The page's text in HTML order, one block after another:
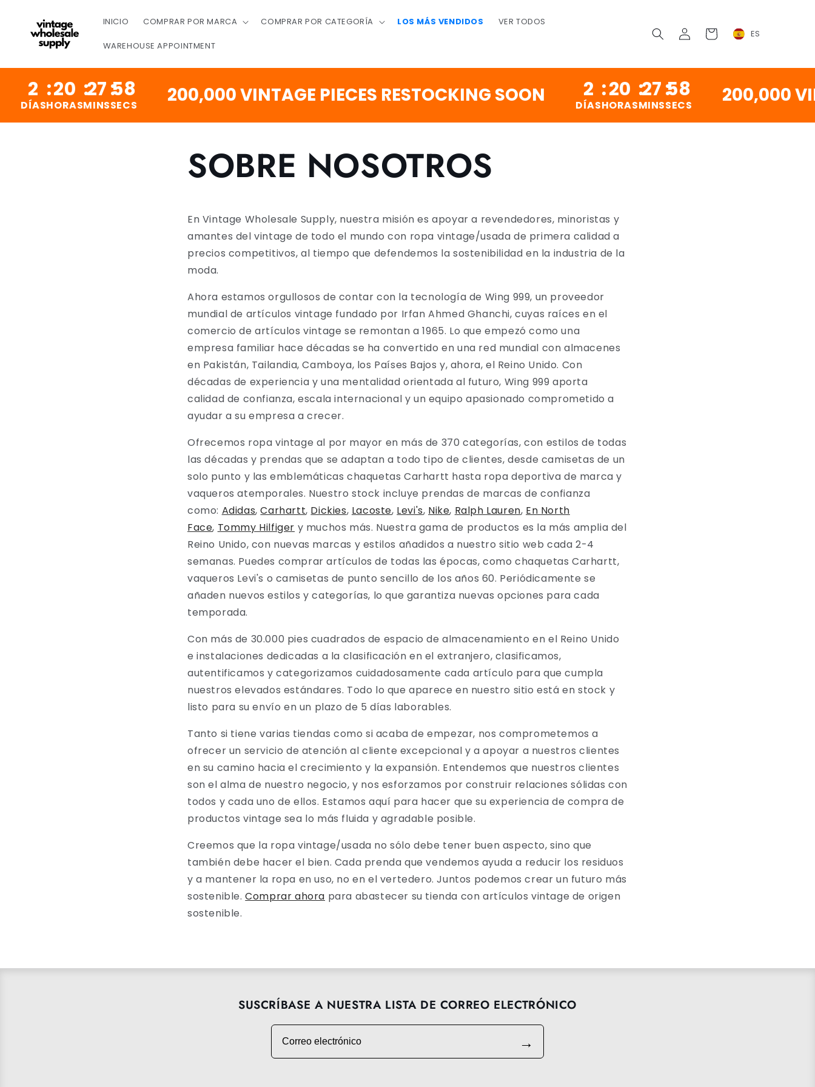
CONTENIDO
INICIO COMPRAR POR MARCA COMPRAR POR CATEGORÍA LOS MÁS VENDIDOS VER TODOS
WAREHOUSE APPOINTMENT
ConectarseCarrito ES
20 :
HORAS
27 :
MINS
57
SECS 200,000 VINTAGE PIECES RESTOCKING SOON DÍAS
20 :
HORAS
27 :
MINS
57
SECS 200,000
SOBRE NOSOTROS
En Vintage Wholesale Supply, nuestra misión es apoyar a revendedores, minoristas y
amantes del vintage de todo el mundo con ropa vintage/usada de primera calidad a
precios competitivos, al tiempo que defendemos la sostenibilidad en la industria de la
moda.
Ahora estamos orgullosos de contar con la tecnología de Wing 999, un proveedor
mundial de artículos vintage fundado por Irfan Ahmed Ghanchi, cuyas raíces en el
comercio de artículos vintage se remontan a 1965. Lo que empezó como una
empresa familiar hace décadas se ha convertido en una red mundial con almacenes
en Pakistán, Tailandia, Camboya, los Países Bajos y, ahora, el Reino Unido. Con
décadas de experiencia y una mentalidad orientada al futuro, Wing 999 aporta
calidad de confianza, escala internacional y un equipo apasionado comprometido a
ayudar a su empresa a crecer.
Ofrecemos ropa vintage al por mayor en más de 370 categorías, con estilos de todas
las décadas y prendas que se adaptan a todo tipo de clientes, desde camisetas de un
solo punto y las emblemáticas chaquetas Carhartt hasta ropa deportiva de marca y
vaqueros atemporales. Nuestro stock incluye prendas de marcas de confianza
como: Adidas,Carhartt, Dickies, Lacoste, Levi's, Nike, Ralph Lauren, En North
Face, Tommy Hilfiger y muchos más. Nuestra gama de productos es la más amplia del
Reino Unido, con nuevas marcas y estilos añadidos a nuestro sitio web cada 2-4
semanas. Puedes comprar artículos de todas las épocas, como chaquetas Carhartt,
vaqueros Levi's o camisetas de punto sencillo de los años 60. Periódicamente se
añaden nuevos estilos y categorías, lo que garantiza nuevas opciones para cada
temporada.
Con más de 30.000 pies cuadrados de espacio de almacenamiento en el Reino Unido
e instalaciones dedicadas a la clasificación en el extranjero, clasificamos,
autentificamos y categorizamos cuidadosamente cada artículo para que cumpla
nuestros elevados estándares. Todo lo que aparece en nuestro sitio está en stock y
listo para su envío en un plazo de 5 días laborables.
Tanto si tiene varias tiendas como si acaba de empezar, nos comprometemos a
ofrecer un servicio de atención al cliente excepcional y a apoyar a nuestros clientes
en su camino hacia el crecimiento y la expansión. Entendemos que nuestros clientes
son el alma de nuestro negocio, y nos esforzamos por construir relaciones sólidas con
todos y cada uno de ellos. Estamos aquí para hacer que su experiencia de compra de
productos vintage sea lo más fluida y agradable posible.
Creemos que la ropa vintage/usada no sólo debe tener buen aspecto, sino que
también debe hacer el bien. Cada prenda que vendemos ayuda a reducir los residuos
y a mantener la ropa en uso, no en el vertedero. Juntos podemos crear un futuro más
sostenible.Comprar ahora para abastecer su tienda con artículos vintage de origen
sostenible.
SUSCRÍBASE A NUESTRA LISTA DE CORREO ELECTRÓNICO
Correo electrónico
→